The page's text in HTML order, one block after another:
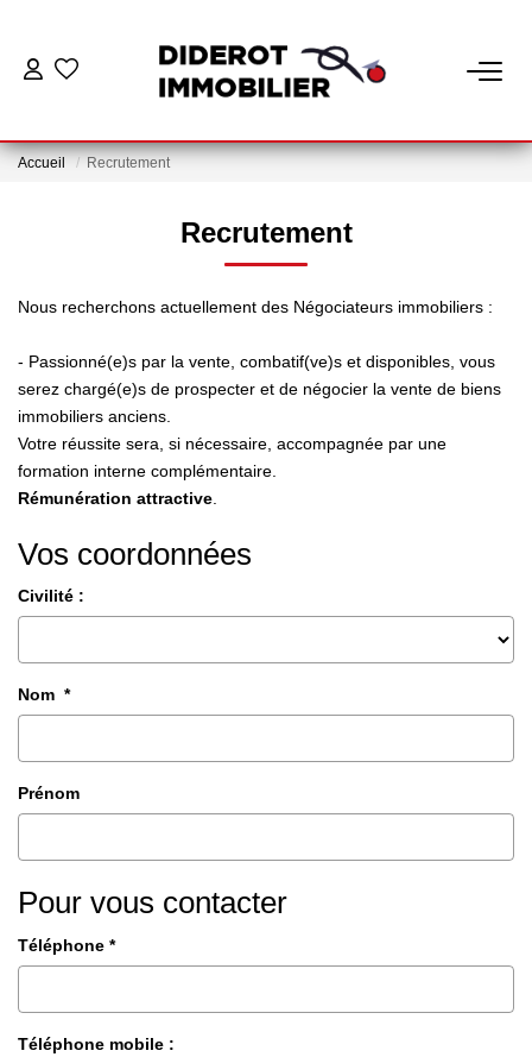
ESTIMATION
Nos Services Gestion
Accueil Recrutement
Recrutement
Nous recherchons actuellement des Négociateurs immobiliers :
- Passionné(e)s par la vente, combatif(ve)s et disponibles, vous
serez chargé(e)s de prospecter et de négocier la vente de biens
immobiliers anciens.
Votre réussite sera, si nécessaire, accompagnée par une
formation interne complémentaire.
Rémunération attractive
Vos coordonnées
Civilité :
Nom *
Prénom
Pour vous contacter
Téléphone *
Téléphone mobile :